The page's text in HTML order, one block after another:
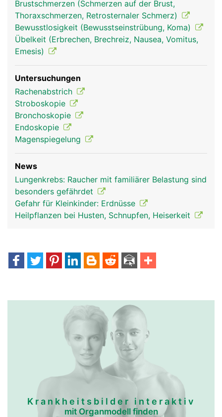
Luftröhre Frau
Luftröhre
Brustschmerzen (Schmerzen auf der Brust,
Thoraxschmerzen, Retrosternaler Schmerz)
Bewusstlosigkeit (Bewusstseinstrübung, Koma)
Übelkeit (Erbrechen, Brechreiz, Nausea, Vomitus,
Emesis)
Untersuchungen
Rachenabstrich
Stroboskopie
Bronchoskopie
Endoskopie
Magenspiegelung
News
Lungenkrebs: Raucher mit familiärer Belastung sind
besonders gefährdet
Gefahr für Kleinkinder: Erdnüsse
Heilpflanzen bei Husten, Schnupfen, Heiserkeit
Krankheitsbilder interaktiv
mit Organmodell finden